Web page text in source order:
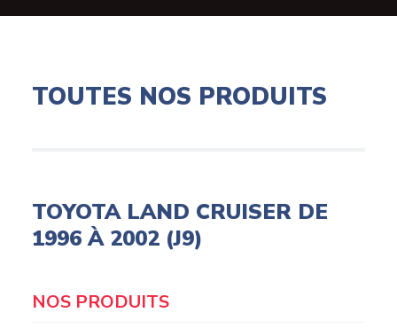
TOUTES NOS PRODUITS
TOYOTA LAND CRUISER DE
1996 À 2002 (J9)